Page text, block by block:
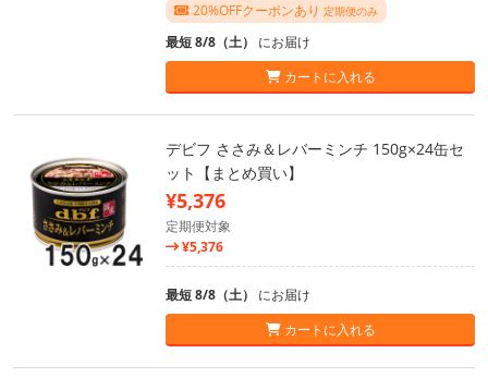
20%OFFクーポンあり 定期便のみ
最短 8/8（土） にお届け
カートに入れる
デビフ ささみ＆レバーミンチ 150g×24缶セ
ット【まとめ買い】
¥5,376
定期便対象
¥5,376
最短 8/8（土） にお届け
カートに入れる